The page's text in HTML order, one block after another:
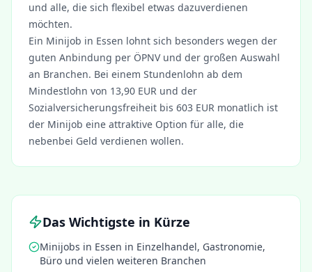
und alle, die sich flexibel etwas dazuverdienen
möchten.
Ein Minijob in Essen lohnt sich besonders wegen der
guten Anbindung per ÖPNV und der großen Auswahl
an Branchen. Bei einem Stundenlohn ab dem
Mindestlohn von 13,90 EUR und der
Sozialversicherungsfreiheit bis 603 EUR monatlich ist
der Minijob eine attraktive Option für alle, die
nebenbei Geld verdienen wollen.
Das Wichtigste in Kürze
Minijobs in Essen in Einzelhandel, Gastronomie,
Büro und vielen weiteren Branchen